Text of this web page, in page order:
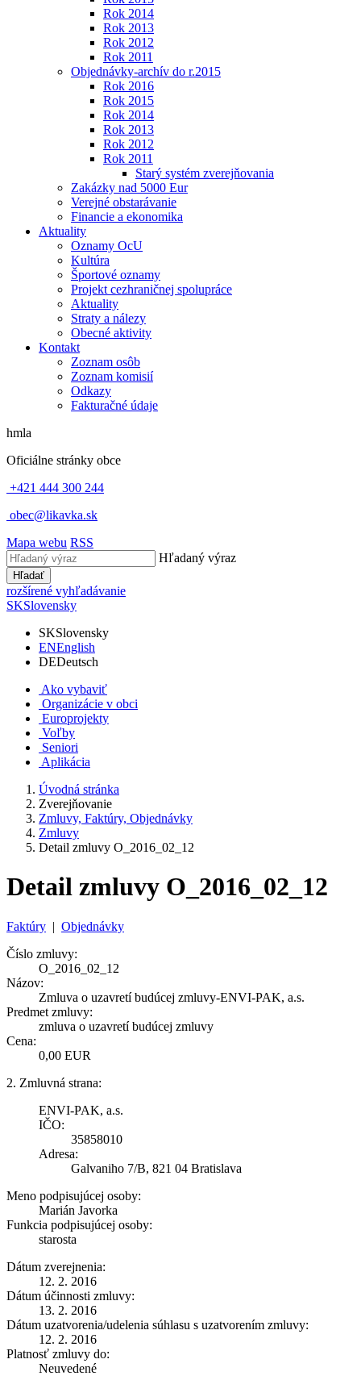
Rok 2014
Rok 2013
Rok 2012
Rok 2011
Objednávky-archív do r.2015
Rok 2016
Rok 2015
Rok 2014
Rok 2013
Rok 2012
Rok 2011
Starý systém zverejňovania
Zakázky nad 5000 Eur
Verejné obstarávanie
Financie a ekonomika
Aktuality
Oznamy OcU
Kultúra
Športové oznamy
Projekt cezhraničnej spolupráce
Aktuality
Straty a nálezy
Obecné aktivity
Kontakt
Zoznam osôb
Zoznam komisií
Odkazy
Fakturačné údaje
hmla
Oficiálne stránky obce
+421 444 300 244
obec@likavka.sk
Mapa webu RSS
Hľadaný výraz
Hľadať
rozšírené vyhľadávanie
SKSlovensky
SKSlovensky
ENEnglish
DEDeutsch
Ako vybaviť
Organizácie v obci
Europrojekty
Voľby
Seniori
Aplikácia
Úvodná stránka
Zverejňovanie
Zmluvy, Faktúry, Objednávky
Zmluvy
Detail zmluvy O_2016_02_12
Detail zmluvy O_2016_02_12
Faktúry | Objednávky
Číslo zmluvy:
O_2016_02_12
Názov:
Zmluva o uzavretí budúcej zmluvy-ENVI-PAK, a.s.
Predmet zmluvy:
zmluva o uzavretí budúcej zmluvy
Cena:
0,00 EUR
2. Zmluvná strana:
ENVI-PAK, a.s.
IČO:
35858010
Adresa:
Galvaniho 7/B, 821 04 Bratislava
Meno podpisujúcej osoby:
Marián Javorka
Funkcia podpisujúcej osoby:
starosta
Dátum zverejnenia:
12. 2. 2016
Dátum účinnosti zmluvy:
13. 2. 2016
Dátum uzatvorenia/udelenia súhlasu s uzatvorením zmluvy:
12. 2. 2016
Platnosť zmluvy do:
Neuvedené